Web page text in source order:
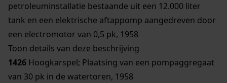
petroleuminstallatie bestaande uit een 12.000 liter
tank en een elektrische aftappomp aangedreven door
een electromotor van 0,5 pk, 1958
Toon details van deze beschrijving
1426 Hoogkarspel; Plaatsing van een pompaggregaat
van 30 pk in de watertoren, 1958